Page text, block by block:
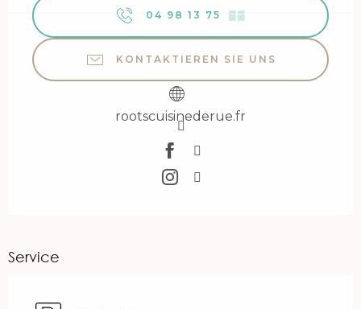
04 98 13 75 ▒▒
KONTAKTIEREN SIE UNS
rootscuisinederue.fr
Service